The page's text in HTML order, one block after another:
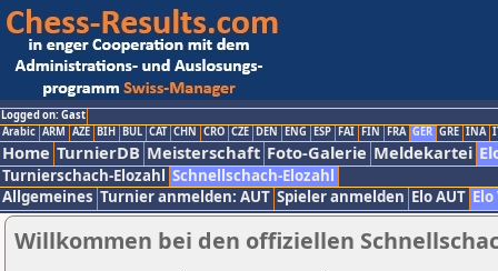
Logged on: Gast
Arabic ARM AZE BIH BUL CAT CHN CRO CZE DEN ENG ESP FAI FIN FRA GER GRE INA
Home TurnierDB Meisterschaft Foto-Galerie Meldekartei
Turnierschach-Elozahl Schnellschach-Elozahl
Allgemeines Turnier anmelden: AUT Spieler anmelden Elo AUT
Willkommen bei den offiziellen